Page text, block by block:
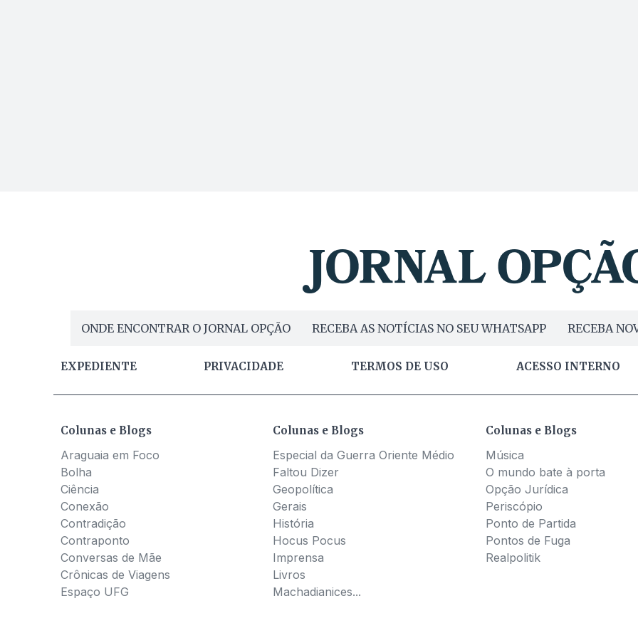
ONDE ENCONTRAR O JORNAL OPÇÃO RECEBA AS NOTÍCIAS NO SEU WHATSAPP RECEBA
EXPEDIENTE PRIVACIDADE TERMOS DE USO ACESSO INTERNO
Colunas e Blogs
Araguaia em Foco
Bolha
Ciência
Conexão
Contradição
Contraponto
Conversas de Mãe
Crônicas de Viagens
Espaço UFG
Colunas e Blogs
Especial da Guerra Oriente Médio
Faltou Dizer
Geopolítica
Gerais
História
Hocus Pocus
Imprensa
Livros
Machadianices...
Colunas e Blogs
Música
O mundo bate à porta
Opção Jurídica
Periscópio
Ponto de Partida
Pontos de Fuga
Realpolitik